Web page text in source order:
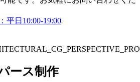
平日10:00-19:00
ース制作